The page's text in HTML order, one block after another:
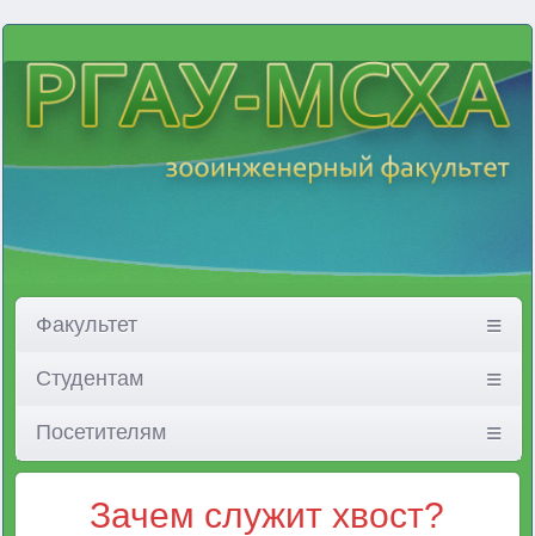
Факультет
Студентам
Посетителям
Зачем служит хвост?